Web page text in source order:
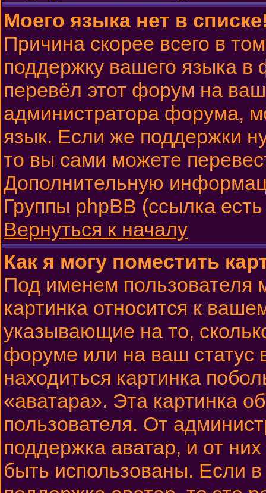
Моего языка нет в
Причина скорее всего в
поддержку вашего языка
перевёл этот форум на
администратора форума,
язык. Если же поддержки
то вы сами можете
Дополнительную
Группы phpBB (ссылка
Вернуться к началу
Как я могу поместить
Под именем пользователя
картинка относится к
указывающие на то,
форуме или на ваш
находиться картинка
«аватара». Эта картинка
пользователя. От
поддержка аватар, и от
быть использованы. Если